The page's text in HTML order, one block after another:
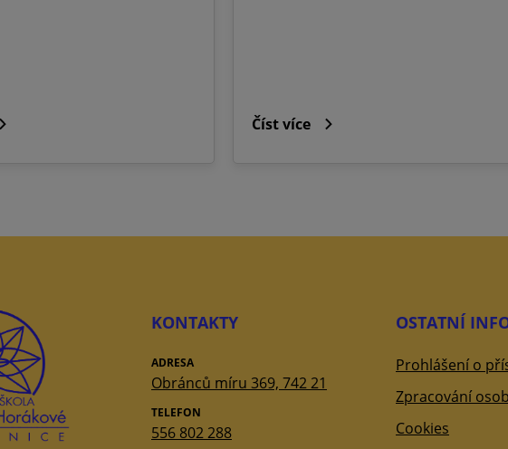
Číst více
KONTAKTY
ADRESA
Obránců míru 369, 742 21
TELEFON
556 802 288
OSTATNÍ
Prohlášení o
Zpracování
Cookies